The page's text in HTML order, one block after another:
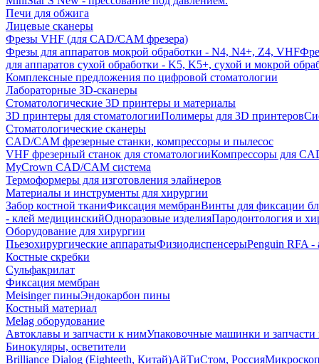
Печи для обжига
Лицевые сканеры
Фрезы VHF (для CAD/CAM фрезера)
Фрезы для аппаратов мокрой обработки - N4, N4+, Z4, VHF
для аппаратов сухой обработки - K5, K5+, сухой и мокрой
Комплексные предложения по цифровой стоматологии
Лабораторные 3D-сканеры
Стоматологические 3D принтеры и материалы
3D принтеры для стоматологииПолимеры для 3D принтеров
Стоматологические сканеры
CAD/CAM фрезерные станки, компрессоры и пылесос
VHF фрезерный станок для стоматологииКомпрессоры для
MyCrown CAD/CAM система
Термоформеры для изготовления элайнеров
Материалы и инструменты для хирургии
Забор костной тканиФиксация мембранВинты для фиксации
- клей медицинскийОдноразовые изделияПародонтология и
Оборудование для хирургии
Пьезохирургические аппаратыФизиодиспенсерыPenguin RFA -
Костные скребки
Сульфакрилат
Фиксация мембран
Meisinger пиныЭндокарбон пины
Костный материал
Melag оборудование
Автоклавы и запчасти к нимУпаковочные машинки и
Бинокуляры, осветители
Brilliance Dialog (Eighteeth, Китай)АйТиСтом, Россия